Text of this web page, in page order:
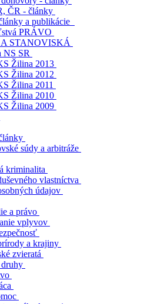
ČR - články
a publikácie
PRÁVO
STANOVISKÁ
NS SR
Žilina 2013
Žilina 2012
Žilina 2011
Žilina 2010
Žilina 2009
súdy a arbitráže
kriminalita
vlastníctva
údajov
a právo
vplyvov
a krajiny
zvieratá
druhy